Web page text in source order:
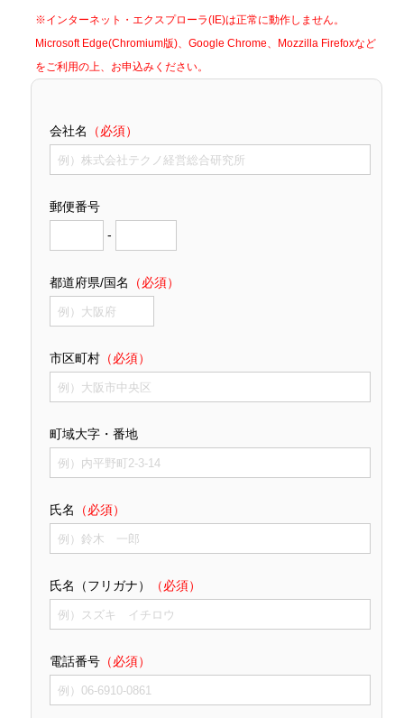
※インターネット・エクスプローラ(IE)は正常に動作しません。
Microsoft Edge(Chromium版)、Google Chrome、Mozzilla Firefoxなど
をご利用の上、お申込みください。
会社名 （必須）
郵便番号
-
都道府県/国名 （必須）
市区町村 （必須）
町域大字・番地
氏名 （必須）
氏名（フリガナ） （必須）
電話番号 （必須）